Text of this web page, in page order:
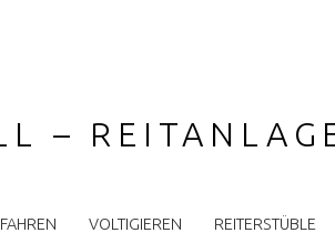
–
FAHREN VOLTIGIEREN REITERSTÜBLE